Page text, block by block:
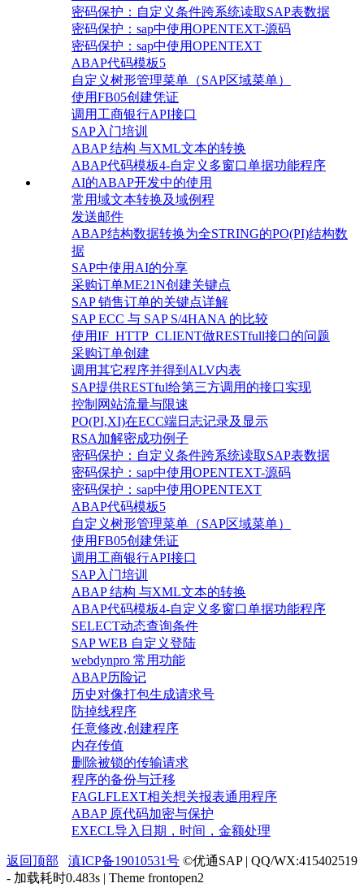
密码保护：自定义条件跨系统读取SAP表数据
密码保护：sap中使用OPENTEXT-源码
密码保护：sap中使用OPENTEXT
ABAP代码模板5
自定义树形管理菜单（SAP区域菜单）
使用FB05创建凭证
调用工商银行API接口
SAP入门培训
ABAP 结构 与XML文本的转换
ABAP代码模板4-自定义多窗口单据功能程序
AI的ABAP开发中的使用
常用域文本转换及域例程
发送邮件
ABAP结构数据转换为全STRING的PO(PI)结构数
据
SAP中使用AI的分享
采购订单ME21N创建关键点
SAP 销售订单的关键点详解
SAP ECC 与 SAP S/4HANA 的比较
使用IF_HTTP_CLIENT做RESTfull接口的问题
采购订单创建
调用其它程序并得到ALV内表
SAP提供RESTful给第三方调用的接口实现
控制网站流量与限速
PO(PI,XI)在ECC端日志记录及显示
RSA加解密成功例子
密码保护：自定义条件跨系统读取SAP表数据
密码保护：sap中使用OPENTEXT-源码
密码保护：sap中使用OPENTEXT
ABAP代码模板5
自定义树形管理菜单（SAP区域菜单）
使用FB05创建凭证
调用工商银行API接口
SAP入门培训
ABAP 结构 与XML文本的转换
ABAP代码模板4-自定义多窗口单据功能程序
SELECT动态查询条件
SAP WEB 自定义登陆
webdynpro 常用功能
ABAP历险记
历史对像打包生成请求号
防掉线程序
任意修改,创建程序
内存传值
删除被锁的传输请求
程序的备份与迁移
FAGLFLEXT相关想关报表通用程序
ABAP 原代码加密与保护
EXECL导入日期，时间，金额处理
返回顶部 滇ICP备19010531号 ©优通SAP | QQ/WX:415402519
- 加载耗时0.483s | Theme frontopen2